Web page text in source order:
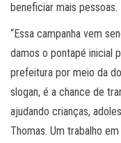
beneficiar mais pessoas.
“Essa campanha vem
damos o pontapé inicial
prefeitura por meio da
slogan, é a chance de
ajudando crianças,
Thomas. Um trabalho